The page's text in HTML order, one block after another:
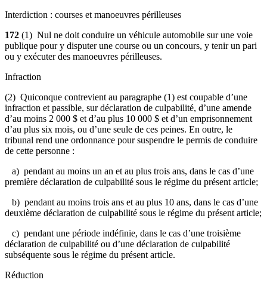
Interdiction : courses et manoeuvres périlleuses
172 (1) Nul ne doit conduire un véhicule automobile sur une voie
publique pour y disputer une course ou un concours, y tenir un pari
ou y exécuter des manoeuvres périlleuses.
Infraction
(2) Quiconque contrevient au paragraphe (1) est coupable d’une
infraction et passible, sur déclaration de culpabilité, d’une amende
d’au moins 2 000 $ et d’au plus 10 000 $ et d’un emprisonnement
d’au plus six mois, ou d’une seule de ces peines. En outre, le
tribunal rend une ordonnance pour suspendre le permis de conduire
de cette personne :
a) pendant au moins un an et au plus trois ans, dans le cas d’une
première déclaration de culpabilité sous le régime du présent article;
b) pendant au moins trois ans et au plus 10 ans, dans le cas d’une
deuxième déclaration de culpabilité sous le régime du présent article;
c) pendant une période indéfinie, dans le cas d’une troisième
déclaration de culpabilité ou d’une déclaration de culpabilité
subséquente sous le régime du présent article.
Réduction